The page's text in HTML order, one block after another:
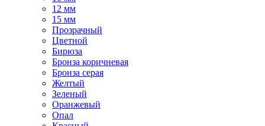
12 мм
15 мм
Прозрачный
Цветной
Бирюза
Бронза коричневая
Бронза серая
Желтый
Зеленый
Оранжевый
Опал